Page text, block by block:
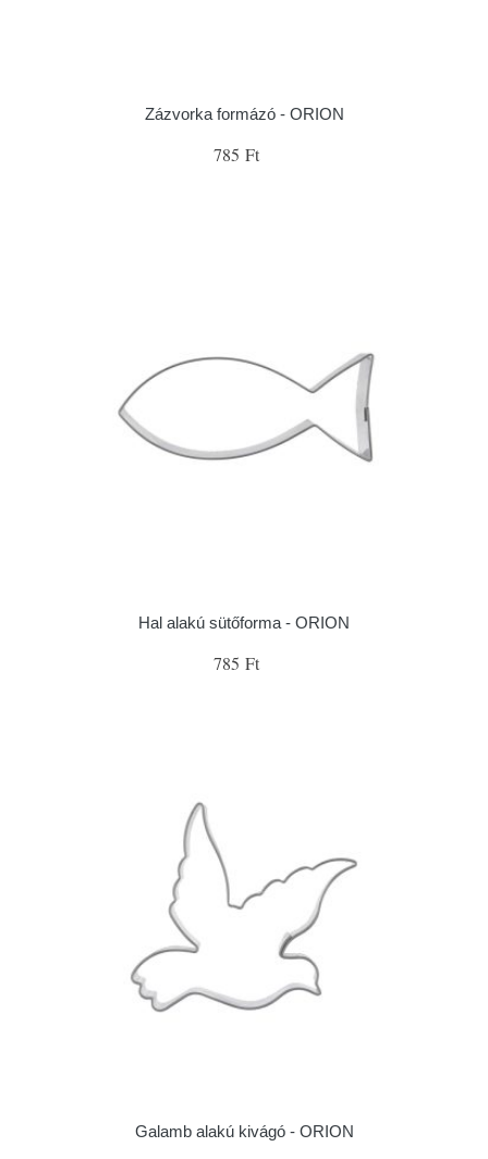
Zázvorka formázó - ORION
785 Ft
Hal alakú sütőforma - ORION
785 Ft
Galamb alakú kivágó - ORION